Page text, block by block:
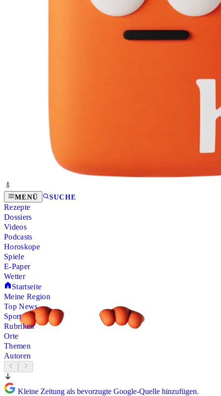
MENÜ SUCHE
Rezepte
Dossiers
Videos
Podcasts
Horoskope
Spiele
E-Paper
Wetter
Startseite
Meine Region
Top News
Sport
Rubriken
Orte
Themen
Autoren
Kleine Zeitung als bevorzugte Google-Quelle hinzufügen.